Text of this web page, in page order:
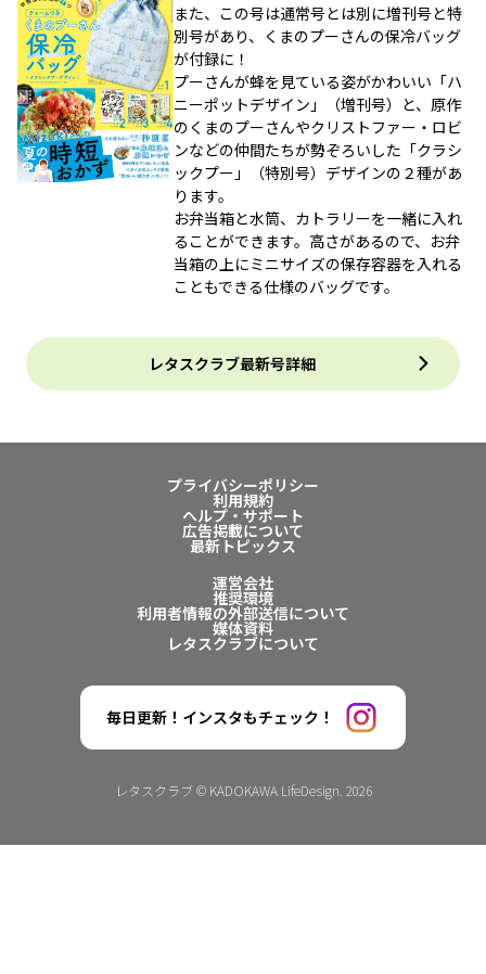
また、この号は通常号とは別に増刊号と特
別号があり、くまのプーさんの保冷バッグ
が付録に！
プーさんが蜂を見ている姿がかわいい「ハ
ニーポットデザイン」（増刊号）と、原作
のくまのプーさんやクリストファー・ロビ
ンなどの仲間たちが勢ぞろいした「クラシ
ックプー」（特別号）デザインの２種があ
ります。
お弁当箱と水筒、カトラリーを一緒に入れ
ることができます。高さがあるので、お弁
当箱の上にミニサイズの保存容器を入れる
こともできる仕様のバッグです。
レタスクラブ最新号詳細
プライバシーポリシー
利用規約
ヘルプ・サポート
広告掲載について
最新トピックス
運営会社
推奨環境
利用者情報の外部送信について
媒体資料
レタスクラブについて
毎日更新！インスタもチェック！
レタスクラブ © KADOKAWA LifeDesign. 2026